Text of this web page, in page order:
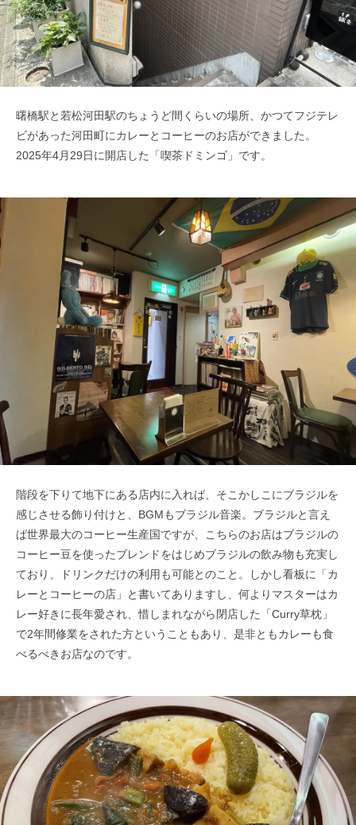
曙橋駅と若松河田駅のちょうど間くらいの場所、かつてフジテレ
ビがあった河田町にカレーとコーヒーのお店ができました。
2025年4月29日に開店した「喫茶ドミンゴ」です。
階段を下りて地下にある店内に入れば、そこかしこにブラジルを
感じさせる飾り付けと、BGMもブラジル音楽。ブラジルと言え
ば世界最大のコーヒー生産国ですが、こちらのお店はブラジルの
コーヒー豆を使ったブレンドをはじめブラジルの飲み物も充実し
ており、ドリンクだけの利用も可能とのこと。しかし看板に「カ
レーとコーヒーの店」と書いてありますし、何よりマスターはカ
レー好きに長年愛され、惜しまれながら閉店した「Curry草枕」
で2年間修業をされた方ということもあり、是非ともカレーも食
べるべきお店なのです。